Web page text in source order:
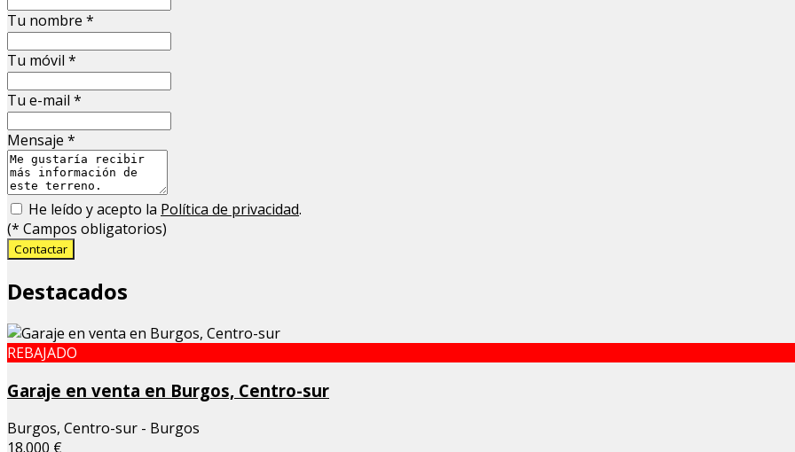
Tu nombre *
Tu móvil *
Tu e-mail *
Mensaje *
He leído y acepto la Política de privacidad.
(* Campos obligatorios)
Contactar
Destacados
REBAJADO
Garaje en venta en Burgos, Centro-sur
Burgos, Centro-sur - Burgos
18.000 €